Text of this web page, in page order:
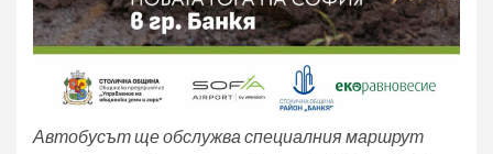
Автобусът ще обслужва специалния маршрут